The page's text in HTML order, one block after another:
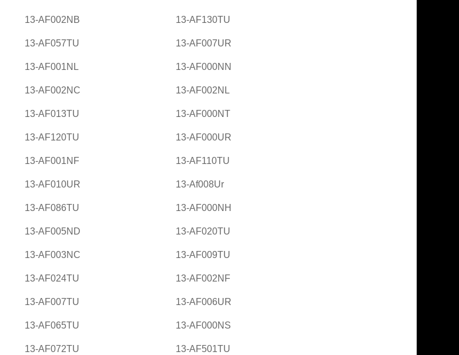
13-AF002NB 13-AF130TU
13-AF057TU 13-AF007UR
13-AF001NL 13-AF000NN
13-AF002NC 13-AF002NL
13-AF013TU 13-AF000NT
13-AF120TU 13-AF000UR
13-AF001NF 13-AF110TU
13-AF010UR 13-Af008Ur
13-AF086TU 13-AF000NH
13-AF005ND 13-AF020TU
13-AF003NC 13-AF009TU
13-AF024TU 13-AF002NF
13-AF007TU 13-AF006UR
13-AF065TU 13-AF000NS
13-AF072TU 13-AF501TU